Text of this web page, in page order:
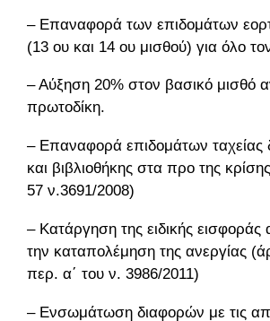
– Επαναφορά των επιδομάτων
(13 ου και 14 ου μισθού) για όλο
– Αύξηση 20% στον βασικό μισθό
πρωτοδίκη.
– Επαναφορά επιδομάτων ταχείας
και βιβλιοθήκης στα προ της
57 ν.3691/2008)
– Κατάργηση της ειδικής εισφοράς
την καταπολέμηση της ανεργίας
περ. α΄ του ν. 3986/2011)
– Ενσωμάτωση διαφορών με τις